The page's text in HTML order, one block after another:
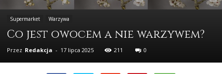
Supermarket Warzywa
Co jest owocem a nie warzywem?
Przez Redakcja - 17 lipca 2025 211 0